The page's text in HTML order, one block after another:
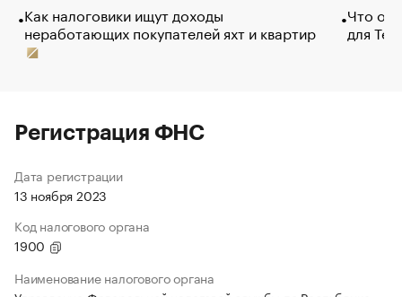
Как налоговики ищут доходы
неработающих покупателей яхт и квартир
Что
для
Регистрация ФНС
Дата регистрации
13 ноября 2023
Код налогового органа
1900
Наименование налогового органа